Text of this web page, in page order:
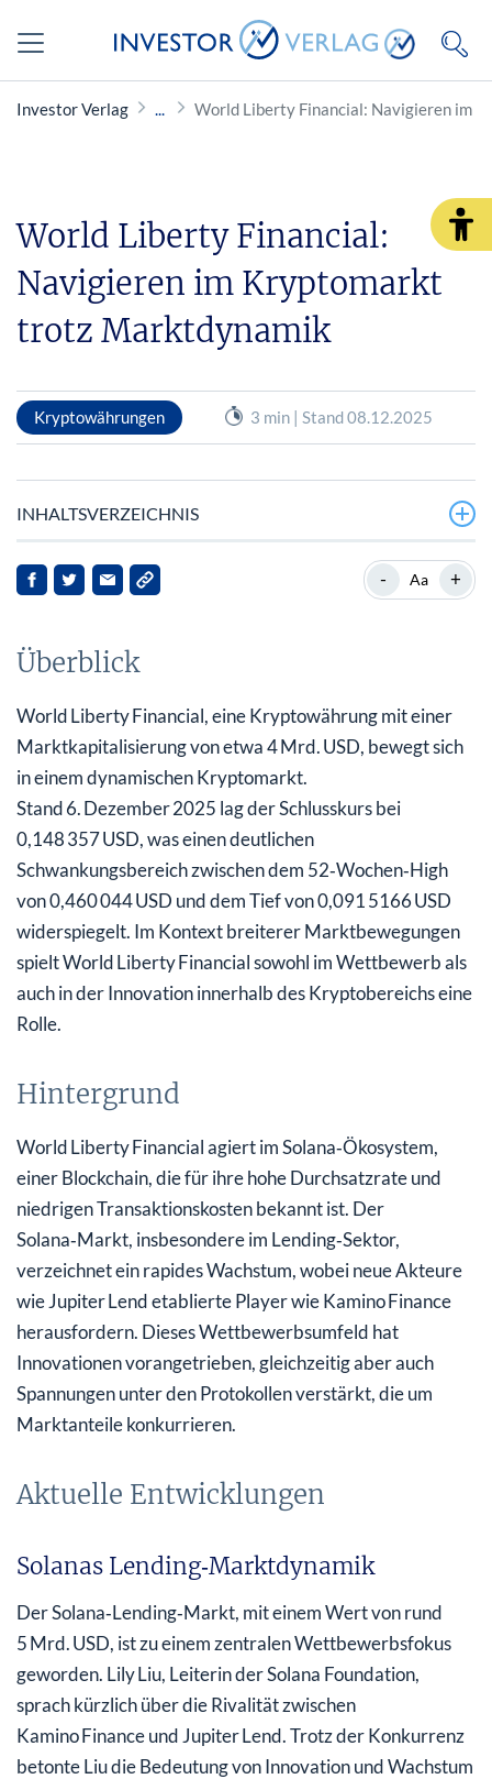
Investor Verlag World Liberty Financial: Navigieren im
World Liberty Financial:
Navigieren im Kryptomarkt
trotz Marktdynamik
Kryptowährungen 3 min | Stand 08.12.2025
INHALTSVERZEICHNIS
Überblick
Aktuelle Entwicklungen
Fazit
- Aa +
Überblick
World Liberty Financial, eine Kryptowährung mit einer
Marktkapitalisierung von etwa 4 Mrd. USD, bewegt sich
in einem dynamischen Kryptomarkt.
Stand 6. Dezember 2025 lag der Schlusskurs bei
0,148 357 USD, was einen deutlichen
Schwankungsbereich zwischen dem 52‑Wochen‑High
von 0,460 044 USD und dem Tief von 0,091 5166 USD
widerspiegelt. Im Kontext breiterer Marktbewegungen
spielt World Liberty Financial sowohl im Wettbewerb als
auch in der Innovation innerhalb des Kryptobereichs eine
Rolle.
Hintergrund
World Liberty Financial agiert im Solana‑Ökosystem,
einer Blockchain, die für ihre hohe Durchsatzrate und
niedrigen Transaktionskosten bekannt ist. Der
Solana‑Markt, insbesondere im Lending‑Sektor,
verzeichnet ein rapides Wachstum, wobei neue Akteure
wie Jupiter Lend etablierte Player wie Kamino Finance
herausfordern. Dieses Wettbewerbsumfeld hat
Innovationen vorangetrieben, gleichzeitig aber auch
Spannungen unter den Protokollen verstärkt, die um
Marktanteile konkurrieren.
Aktuelle Entwicklungen
Solanas Lending‑Marktdynamik
Der Solana‑Lending‑Markt, mit einem Wert von rund
5 Mrd. USD, ist zu einem zentralen Wettbewerbsfokus
geworden. Lily Liu, Leiterin der Solana Foundation,
sprach kürzlich über die Rivalität zwischen
Kamino Finance und Jupiter Lend. Trotz der Konkurrenz
betonte Liu die Bedeutung von Innovation und Wachstum